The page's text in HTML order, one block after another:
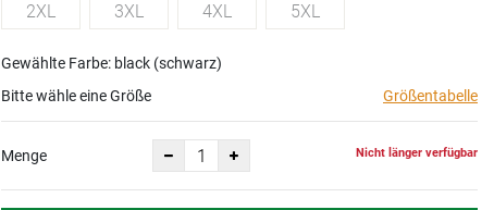
2XL 3XL 4XL 5XL
Gewählte Farbe: black (schwarz)
Bitte wähle eine Größe
Größentabelle
Menge Nicht länger verfügbar